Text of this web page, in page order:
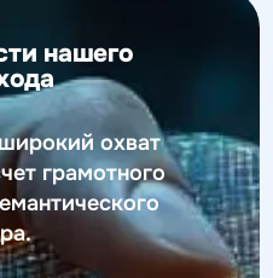
нашего
охват
грамотного